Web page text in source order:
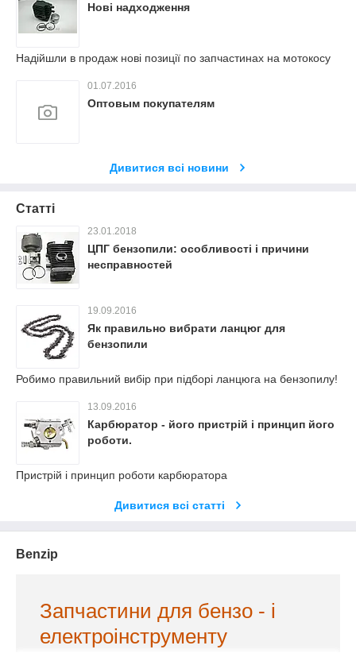
Нові надходження
Надійшли в продаж нові позиції по запчастинах на мотокосу
01.07.2016
Оптовым покупателям
Дивитися всі новини
Статті
23.01.2018
ЦПГ бензопили: особливості і причини
несправностей
19.09.2016
Як правильно вибрати ланцюг для
бензопили
Робимо правильний вибір при підборі ланцюга на бензопилу!
13.09.2016
Карбюратор - його пристрій і принцип його
роботи.
Пристрій і принцип роботи карбюратора
Дивитися всі статті
Benzip
Запчастини для бензо - і
електроінструменту